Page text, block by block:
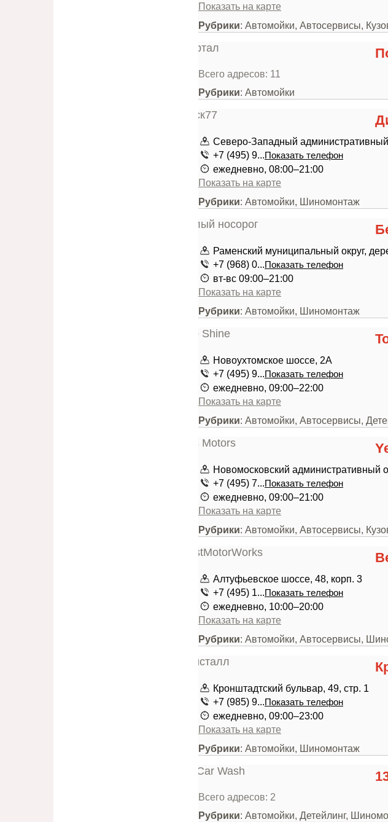
Показать на карте
Рубрики: Автомойки, Автосервисы,
Всего адресов: 11
Рубрики: Автомойки
Северо-Западный административный
+7 (495) 9...Показать телефон
ежедневно, 08:00–21:00
Показать на карте
Рубрики: Автомойки, Шиномонтаж
Раменский муниципальный округ,
+7 (968) 0...Показать телефон
вт-вс 09:00–21:00
Показать на карте
Рубрики: Автомойки, Шиномонтаж
Новоухтомское шоссе, 2А
+7 (495) 9...Показать телефон
ежедневно, 09:00–22:00
Показать на карте
Рубрики: Автомойки, Автосервисы,
Новомосковский административный
+7 (495) 7...Показать телефон
ежедневно, 09:00–21:00
Показать на карте
Рубрики: Автомойки, Автосервисы,
Алтуфьевское шоссе, 48, корп. 3
+7 (495) 1...Показать телефон
ежедневно, 10:00–20:00
Показать на карте
Рубрики: Автомойки, Автосервисы,
Кронштадтский бульвар, 49, стр. 1
+7 (985) 9...Показать телефон
ежедневно, 09:00–23:00
Показать на карте
Рубрики: Автомойки, Шиномонтаж
Всего адресов: 2
Рубрики: Автомойки, Детейлинг,